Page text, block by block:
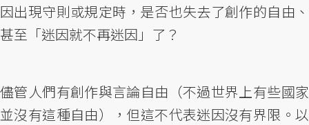
因出現守則或規定時，是否也失去了創作的自由、
甚至「迷因就不再迷因」了？
儘管人們有創作與言論自由（不過世界上有些國家
並沒有這種自由），但這不代表迷因沒有界限。以